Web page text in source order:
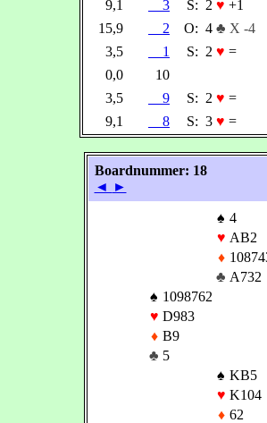
9,1 3 S: 2 ♥ +1
15,9
2 O: 4 ♣ X -4
3,5
1 S: 2 ♥ =
0,0
10
3,5
9 S: 2 ♥ =
9,1
8 S: 3 ♥ =
Boardnummer: 18
◄ ►
♠ 4
♥ AB2
♦
♣ A732
♠ 1098762
♥ D983
♦ B9
♣ 5
♠ KB5
♥ K104
♦ 62